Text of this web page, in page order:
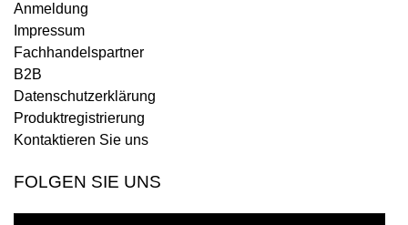
Anmeldung
Impressum
Fachhandelspartner
B2B
Datenschutzerklärung
Produktregistrierung
Kontaktieren Sie uns
FOLGEN SIE UNS